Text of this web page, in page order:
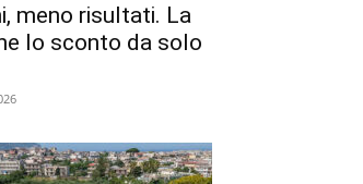
meno risultati. La
lo sconto da solo